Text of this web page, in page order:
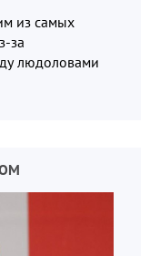
из самых
за
людоловами